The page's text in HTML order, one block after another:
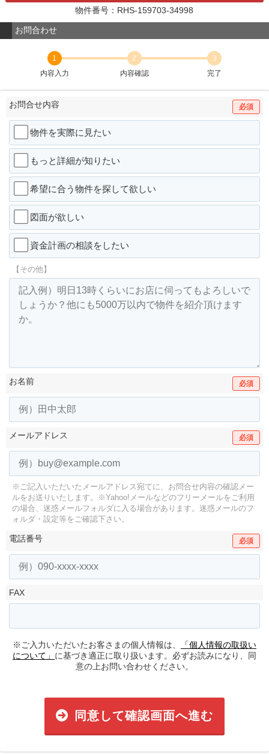
物件番号：RHS-159703-34998
お問合わせ
1
内容入力
2
内容確認
3
完了
お問合せ内容 必須
物件を実際に見たい
もっと詳細が知りたい
希望に合う物件を探して欲しい
図面が欲しい
資金計画の相談をしたい
【その他】
お名前 必須
メールアドレス 必須
※ご記入いただいたメールアドレス宛てに、お問合せ内容の確認メー
ルをお送りいたします。
※Yahoo!メールなどのフリーメールをご利用
の場合、迷惑メールフォルダに入る場合があります。 迷惑メールのフ
ォルダ・設定等をご確認下さい。
電話番号 必須
FAX
※ご入力いただいたお客さまの個人情報は、
「個人情報の取扱い
について」 に基づき適正に取り扱います。必ずお読みになり、同
意の上お問い合わせください。
同意して確認画面へ進む